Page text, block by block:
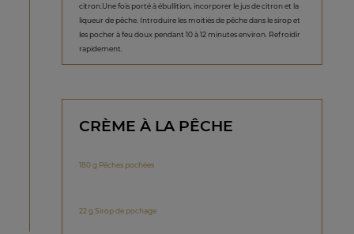
citron.Une fois porté à ébullition, incorporer le jus de citron et la
liqueur de pêche. Introduire les moitiés de pêche dans le sirop et
les pocher à feu doux pendant 10 à 12 minutes environ. Refroidir
rapidement.
CRÈME À LA PÊCHE
180 g Pêches pochées
22 g Sirop de pochage